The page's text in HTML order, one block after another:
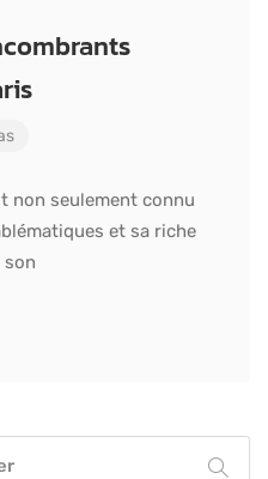
non seulement connu
et sa riche
son